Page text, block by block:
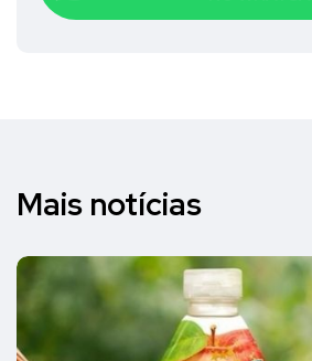
Mais notícias